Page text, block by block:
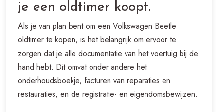
je een oldtimer koopt.
Als je van plan bent om een Volkswagen Beetle
oldtimer te kopen, is het belangrijk om ervoor te
zorgen dat je alle documentatie van het voertuig bij de
hand hebt. Dit omvat onder andere het
onderhoudsboekje, facturen van reparaties en
restauraties, en de registratie- en eigendomsbewijzen.